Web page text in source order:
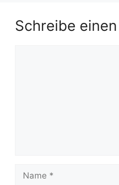
Schreibe